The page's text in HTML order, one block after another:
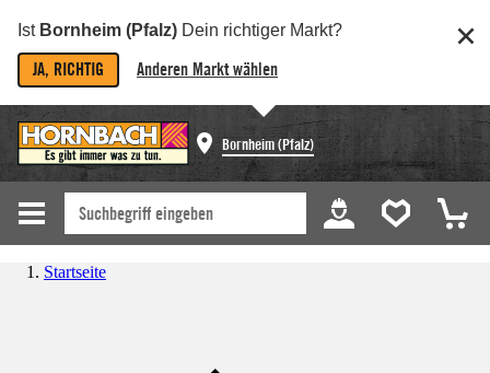
Ist Bornheim (Pfalz) Dein richtiger Markt?
JA, RICHTIG Anderen Markt wählen
Bornheim (Pfalz)
Startseite